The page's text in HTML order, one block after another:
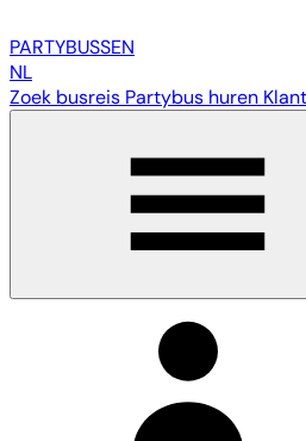
PARTYBUSSEN
NL
Zoek busreis Partybus huren